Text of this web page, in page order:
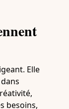
Elle
besoins,